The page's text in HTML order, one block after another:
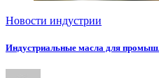
Новости индустрии
Индустриальные масла для